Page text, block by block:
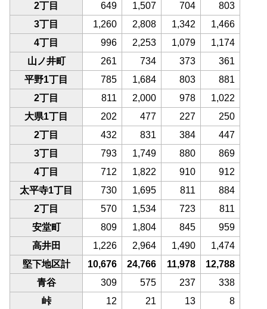
2丁目 649 1,507 704
803
3丁目
1,260 2,808 1,342
1,466
4丁目
996 2,253 1,079
1,174
山ノ井町
261 734 373
361
平野1丁目
785 1,684 803
881
2丁目
811 2,000 978
1,022
大県1丁目
202 477 227
250
2丁目
432 831 384
447
3丁目
793 1,749 880
869
4丁目
712 1,822 910
912
太平寺1丁目
730 1,695 811
884
2丁目
570 1,534 723
811
安堂町
809 1,804 845
959
高井田
1,226 2,964 1,490
1,474
堅下地区計
10,676 24,766 11,978
12,788
青谷
309 575 237
338
峠
12 21 13
8